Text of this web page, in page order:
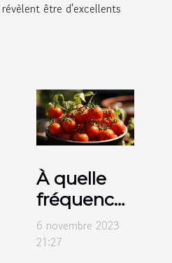
être d'excellents
À quelle
fréquence
faut-il
arroser les
6 novembre 2023
21:27